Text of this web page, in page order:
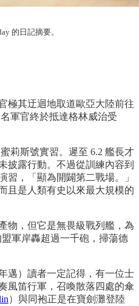
的日記摘要。
極其迂迴地取道歐亞大陸前往
軍官終於抵達格林威治受
莉斯號實習。遲至 6.2 艦長才
披露行動。不過從訓練內容到
習，「顯為開闢第二戰場。」
且是人類有史以來最大規模的
物，但它是無畏級戰列艦，為
軍岸轟超過一千砲，掃蕩德
邁）讀者一定記得，有一位士
風笛行軍，召喚散落四處的傘
）與同袍正是在寶劍灘登陸